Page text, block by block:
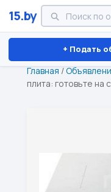
15.by
+ Подать
Минск Витебск
Главная /
плита: готовьте на